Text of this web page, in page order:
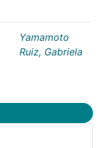
Yamamoto
Ruiz, Gabriela